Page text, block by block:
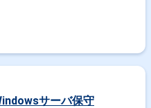
サーバ保守